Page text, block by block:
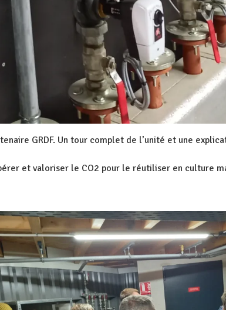
GRDF. Un tour complet de l’unité et une
et valoriser le CO2 pour le réutiliser en culture